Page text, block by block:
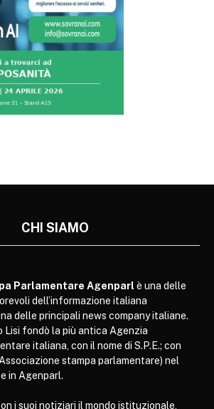
CHI SIAMO
Parlamentare Agenparl è una delle
dell’informazione italiana
delle principali news company italiane.
Lisi fondò la più antica Agenzia
italiana, con il nome di S.P.E.; con
stampa parlamentare) nel
in Agenparl.
i suoi notiziari il mondo istituzionale,